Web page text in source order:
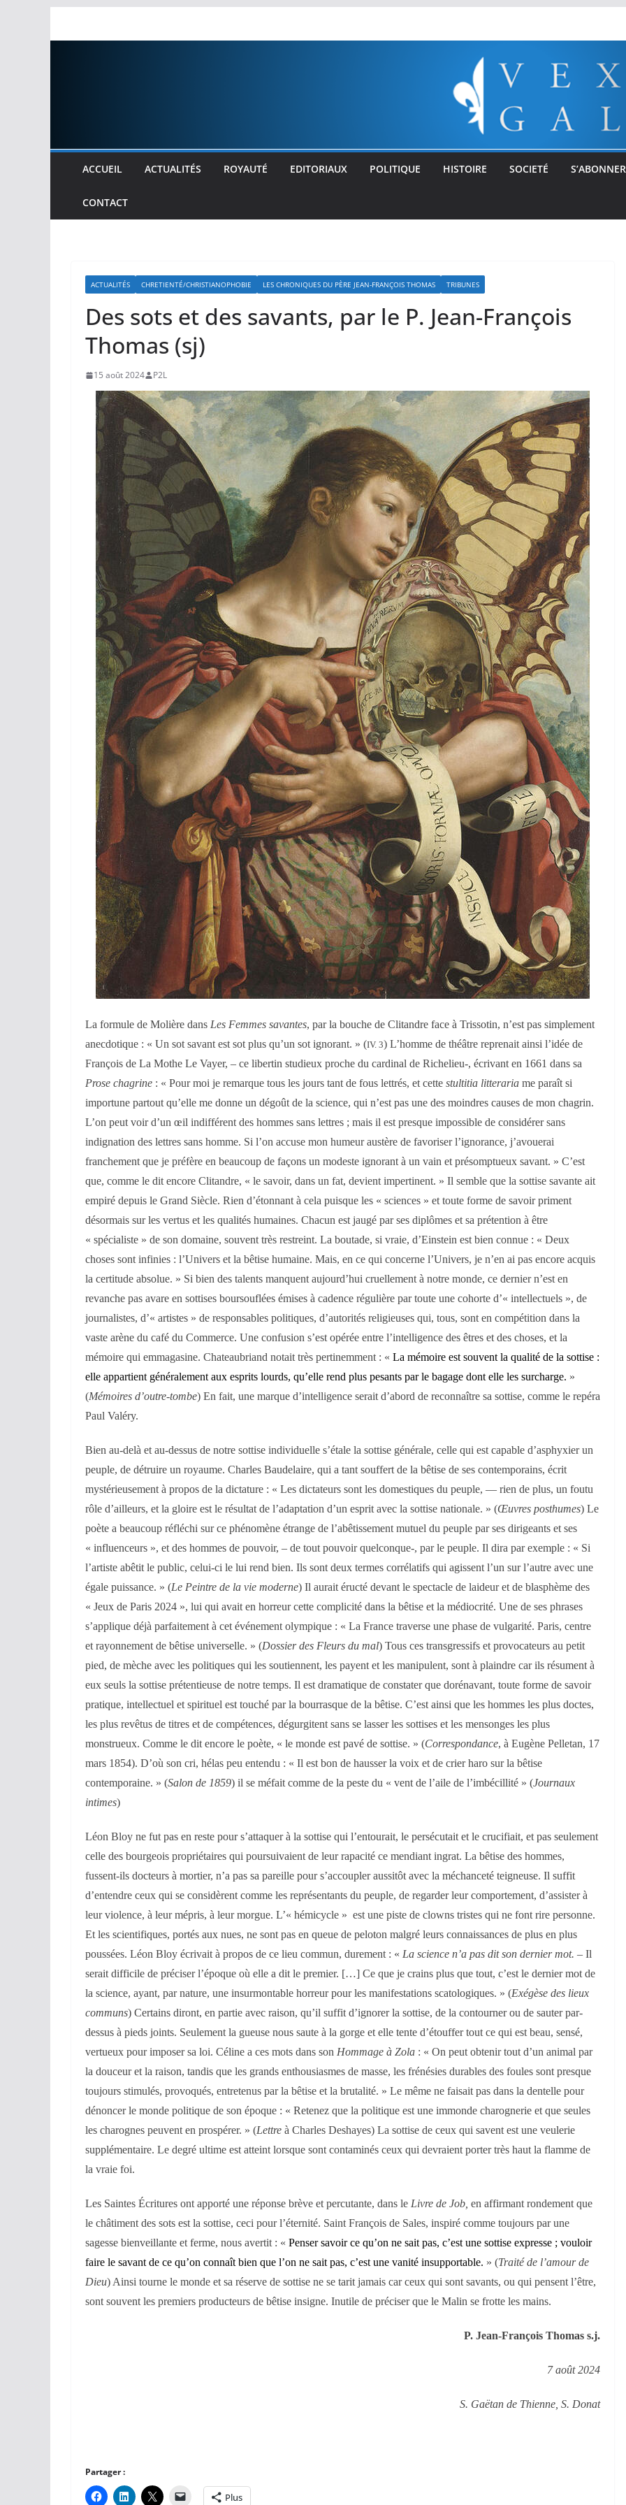
ACCUEIL ACTUALITÉS ROYAUTÉ EDITORIAUX POLITIQUE HISTOIRE SOCIETÉ
CONTACT
ACTUALITÉS CHRETIENTÉ/CHRISTIANOPHOBIE LES CHRONIQUES DU PÈRE JEAN-FRANÇOIS THOMAS TRIBUNES
Des sots et des savants, par le P. Jean-François
Thomas (sj)
15 août 2024 P2L
La formule de Molière dans Les Femmes savantes, par la bouche de Clitandre face à Trissotin, n’est pas simplement
anecdotique : « Un sot savant est sot plus qu’un sot ignorant. » (IV. 3) L’homme de théâtre reprenait ainsi l’idée de
François de La Mothe Le Vayer, – ce libertin studieux proche du cardinal de Richelieu-, écrivant en 1661 dans sa
Prose chagrine : « Pour moi je remarque tous les jours tant de fous lettrés, et cette stultitia litteraria me paraît si
importune partout qu’elle me donne un dégoût de la science, qui n’est pas une des moindres causes de mon chagrin.
L’on peut voir d’un œil indifférent des hommes sans lettres ; mais il est presque impossible de considérer sans
indignation des lettres sans homme. Si l’on accuse mon humeur austère de favoriser l’ignorance, j’avouerai
franchement que je préfère en beaucoup de façons un modeste ignorant à un vain et présomptueux savant. » C’est
que, comme le dit encore Clitandre, « le savoir, dans un fat, devient impertinent. » Il semble que la sottise savante ait
empiré depuis le Grand Siècle. Rien d’étonnant à cela puisque les « sciences » et toute forme de savoir priment
désormais sur les vertus et les qualités humaines. Chacun est jaugé par ses diplômes et sa prétention à être
« spécialiste » de son domaine, souvent très restreint. La boutade, si vraie, d’Einstein est bien connue : « Deux
choses sont infinies : l’Univers et la bêtise humaine. Mais, en ce qui concerne l’Univers, je n’en ai pas encore acquis
la certitude absolue. » Si bien des talents manquent aujourd’hui cruellement à notre monde, ce dernier n’est en
revanche pas avare en sottises boursouflées émises à cadence régulière par toute une cohorte d’« intellectuels », de
journalistes, d’« artistes » de responsables politiques, d’autorités religieuses qui, tous, sont en compétition dans la
vaste arène du café du Commerce. Une confusion s’est opérée entre l’intelligence des êtres et des choses, et la
mémoire qui emmagasine. Chateaubriand notait très pertinemment : « La mémoire est souvent la qualité de la sottise :
elle appartient généralement aux esprits lourds, qu’elle rend plus pesants par le bagage dont elle les surcharge. »
(Mémoires d’outre-tombe) En fait, une marque d’intelligence serait d’abord de reconnaître sa sottise, comme le repéra
Paul Valéry.
Bien au-delà et au-dessus de notre sottise individuelle s’étale la sottise générale, celle qui est capable d’asphyxier un
peuple, de détruire un royaume. Charles Baudelaire, qui a tant souffert de la bêtise de ses contemporains, écrit
mystérieusement à propos de la dictature : « Les dictateurs sont les domestiques du peuple, — rien de plus, un foutu
rôle d’ailleurs, et la gloire est le résultat de l’adaptation d’un esprit avec la sottise nationale. » (Œuvres posthumes) Le
poète a beaucoup réfléchi sur ce phénomène étrange de l’abêtissement mutuel du peuple par ses dirigeants et ses
« influenceurs », et des hommes de pouvoir, – de tout pouvoir quelconque-, par le peuple. Il dira par exemple : « Si
l’artiste abêtit le public, celui-ci le lui rend bien. Ils sont deux termes corrélatifs qui agissent l’un sur l’autre avec une
égale puissance. » (Le Peintre de la vie moderne) Il aurait éructé devant le spectacle de laideur et de blasphème des
« Jeux de Paris 2024 », lui qui avait en horreur cette complicité dans la bêtise et la médiocrité. Une de ses phrases
s’applique déjà parfaitement à cet événement olympique : « La France traverse une phase de vulgarité. Paris, centre
et rayonnement de bêtise universelle. » (Dossier des Fleurs du mal) Tous ces transgressifs et provocateurs au petit
pied, de mèche avec les politiques qui les soutiennent, les payent et les manipulent, sont à plaindre car ils résument à
eux seuls la sottise prétentieuse de notre temps. Il est dramatique de constater que dorénavant, toute forme de savoir
pratique, intellectuel et spirituel est touché par la bourrasque de la bêtise. C’est ainsi que les hommes les plus doctes,
les plus revêtus de titres et de compétences, dégurgitent sans se lasser les sottises et les mensonges les plus
monstrueux. Comme le dit encore le poète, « le monde est pavé de sottise. » (Correspondance, à Eugène Pelletan, 17
mars 1854). D’où son cri, hélas peu entendu : « Il est bon de hausser la voix et de crier haro sur la bêtise
contemporaine. » (Salon de 1859) il se méfait comme de la peste du « vent de l’aile de l’imbécillité » (Journaux
intimes)
Léon Bloy ne fut pas en reste pour s’attaquer à la sottise qui l’entourait, le persécutait et le crucifiait, et pas seulement
celle des bourgeois propriétaires qui poursuivaient de leur rapacité ce mendiant ingrat. La bêtise des hommes,
fussent-ils docteurs à mortier, n’a pas sa pareille pour s’accoupler aussitôt avec la méchanceté teigneuse. Il suffit
d’entendre ceux qui se considèrent comme les représentants du peuple, de regarder leur comportement, d’assister à
leur violence, à leur mépris, à leur morgue. L’« hémicycle » est une piste de clowns tristes qui ne font rire personne.
Et les scientifiques, portés aux nues, ne sont pas en queue de peloton malgré leurs connaissances de plus en plus
poussées. Léon Bloy écrivait à propos de ce lieu commun, durement : « La science n’a pas dit son dernier mot. – Il
serait difficile de préciser l’époque où elle a dit le premier. […] Ce que je crains plus que tout, c’est le dernier mot de
la science, ayant, par nature, une insurmontable horreur pour les manifestations scatologiques. » (Exégèse des lieux
communs) Certains diront, en partie avec raison, qu’il suffit d’ignorer la sottise, de la contourner ou de sauter par-
dessus à pieds joints. Seulement la gueuse nous saute à la gorge et elle tente d’étouffer tout ce qui est beau, sensé,
vertueux pour imposer sa loi. Céline a ces mots dans son Hommage à Zola : « On peut obtenir tout d’un animal par
la douceur et la raison, tandis que les grands enthousiasmes de masse, les frénésies durables des foules sont presque
toujours stimulés, provoqués, entretenus par la bêtise et la brutalité. » Le même ne faisait pas dans la dentelle pour
dénoncer le monde politique de son époque : « Retenez que la politique est une immonde charognerie et que seules
les charognes peuvent en prospérer. » (Lettre à Charles Deshayes) La sottise de ceux qui savent est une veulerie
supplémentaire. Le degré ultime est atteint lorsque sont contaminés ceux qui devraient porter très haut la flamme de
la vraie foi.
Les Saintes Écritures ont apporté une réponse brève et percutante, dans le Livre de Job, en affirmant rondement que
le châtiment des sots est la sottise, ceci pour l’éternité. Saint François de Sales, inspiré comme toujours par une
sagesse bienveillante et ferme, nous avertit : « Penser savoir ce qu’on ne sait pas, c’est une sottise expresse ; vouloir
faire le savant de ce qu’on connaît bien que l’on ne sait pas, c’est une vanité insupportable. » (Traité de l’amour de
Dieu) Ainsi tourne le monde et sa réserve de sottise ne se tarit jamais car ceux qui sont savants, ou qui pensent l’être,
sont souvent les premiers producteurs de bêtise insigne. Inutile de préciser que le Malin se frotte les mains.
P. Jean-François Thomas s.j.
7 août 2024
S. Gaëtan de Thienne, S. Donat
Partager :
Plus